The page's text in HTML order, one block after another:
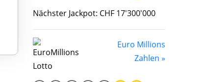
Nächster Jackpot: CHF 17'300'000
Euro Millions
Zahlen »